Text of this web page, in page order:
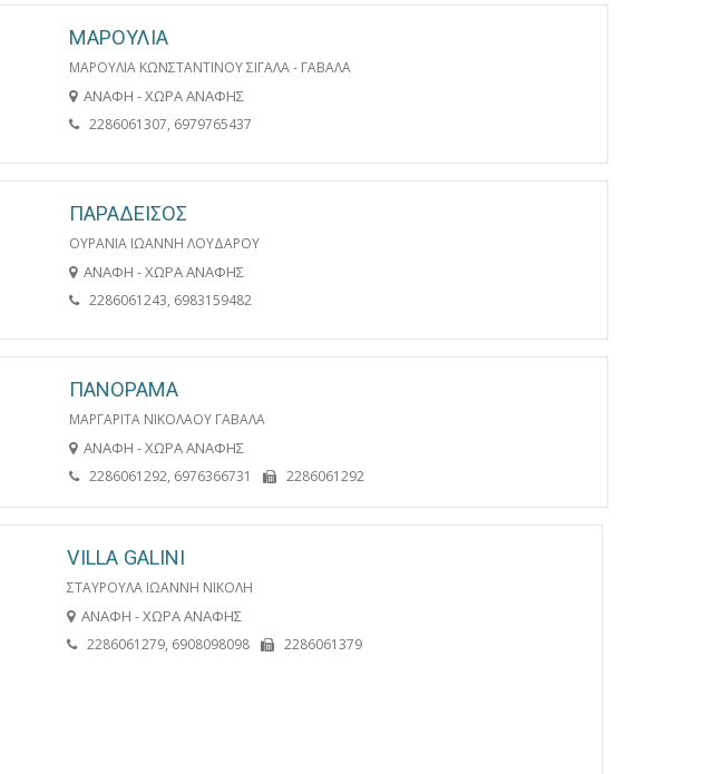
ΜΑΡΟΥΛΙΑ
ΜΑΡΟΥΛΙΑ ΚΩΝΣΤΑΝΤΙΝΟΥ ΣΙΓΑΛΑ - ΓΑΒΑΛΑ
ΑΝΑΦΗ - ΧΩΡΑ ΑΝΑΦΗΣ
2286061307, 6979765437
ΠΑΡΑΔΕΙΣΟΣ
ΟΥΡΑΝΙΑ ΙΩΑΝΝΗ ΛΟΥΔΑΡΟΥ
ΑΝΑΦΗ - ΧΩΡΑ ΑΝΑΦΗΣ
2286061243, 6983159482
ΠΑΝΟΡΑΜΑ
ΜΑΡΓΑΡΙΤΑ ΝΙΚΟΛΑΟΥ ΓΑΒΑΛΑ
ΑΝΑΦΗ - ΧΩΡΑ ΑΝΑΦΗΣ
2286061292, 6976366731 2286061292
VILLA GALINI
ΣΤΑΥΡΟΥΛΑ ΙΩΑΝΝΗ ΝΙΚΟΛΗ
ΑΝΑΦΗ - ΧΩΡΑ ΑΝΑΦΗΣ
2286061279, 6908098098 2286061379